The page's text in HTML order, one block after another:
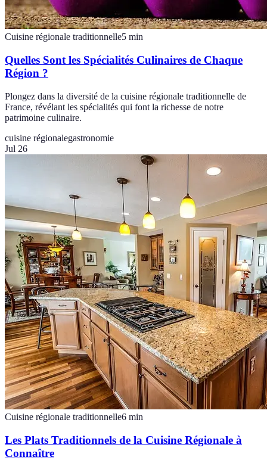
Cuisine régionale traditionnelle5 min
Quelles Sont les Spécialités Culinaires de Chaque
Région ?
Plongez dans la diversité de la cuisine régionale traditionnelle de
France, révélant les spécialités qui font la richesse de notre
patrimoine culinaire.
cuisine régionalegastronomie
Jul 26
Cuisine régionale traditionnelle6 min
Les Plats Traditionnels de la Cuisine Régionale à
Connaître